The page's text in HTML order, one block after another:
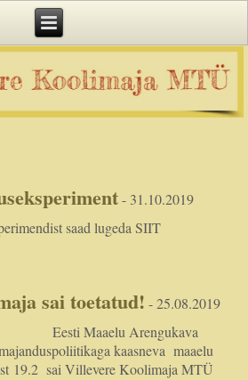
- 31.10.2019
saad lugeda SIIT
sai toetatud! - 25.08.2019
Arengukava
kaasneva maaelu
19.2 sai Villevere Koolimaja MTÜ